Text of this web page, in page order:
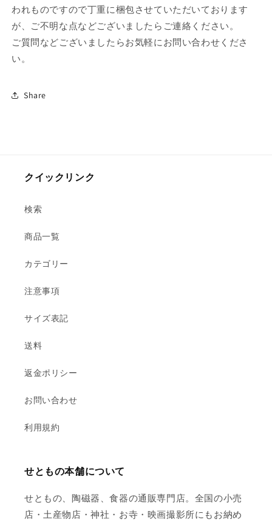
館
料
亭
の
ら
す
館
料
亭
や
す
われものですので丁重に梱包させていただいております
が、ご不明な点などございましたらご連絡ください。
ご質問などございましたらお気軽にお問い合わせくださ
い。
Share
クイックリンク
検索
商品一覧
カテゴリー
注意事項
サイズ表記
送料
返金ポリシー
お問い合わせ
利用規約
せともの本舗について
せともの、陶磁器、食器の通販専門店。全国の小売
店・土産物店・神社・お寺・映画撮影所にもお納め